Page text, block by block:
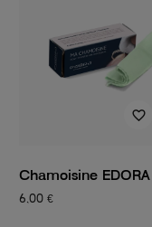
favorite_border
EDORA ARGENT CLASSIQUE
Bracelet Mixte